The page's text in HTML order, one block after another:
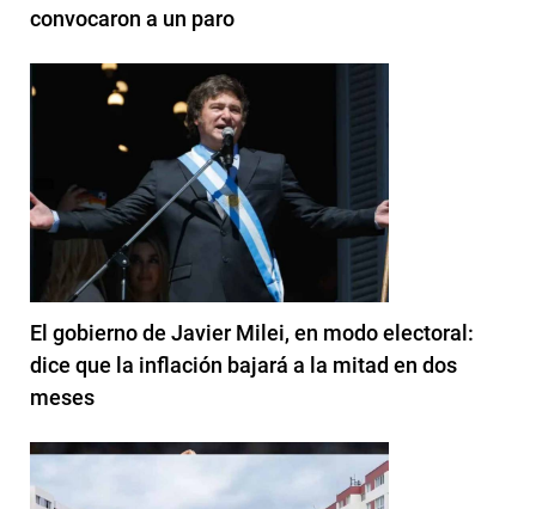
convocaron a un paro
El gobierno de Javier Milei, en modo electoral:
dice que la inflación bajará a la mitad en dos
meses